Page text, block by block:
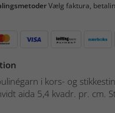
Vælg faktura,
i kors- og
aida 5,4 kvadr. pr. cm.